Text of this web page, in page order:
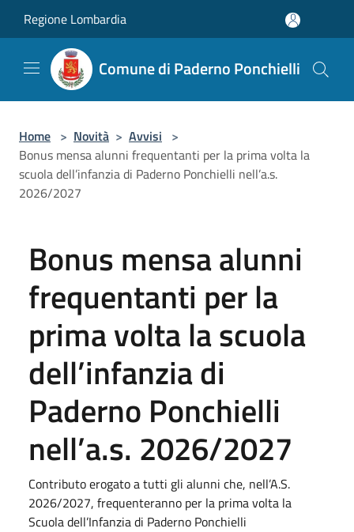
Regione Lombardia
Comune di Paderno Ponchielli
Home > Novità > Avvisi >
Bonus mensa alunni frequentanti per la prima volta la
scuola dell’infanzia di Paderno Ponchielli nell’a.s.
2026/2027
Bonus mensa alunni
frequentanti per la
prima volta la scuola
dell’infanzia di
Paderno Ponchielli
nell’a.s. 2026/2027
Contributo erogato a tutti gli alunni che, nell’A.S.
2026/2027, frequenteranno per la prima volta la
Scuola dell’Infanzia di Paderno Ponchielli